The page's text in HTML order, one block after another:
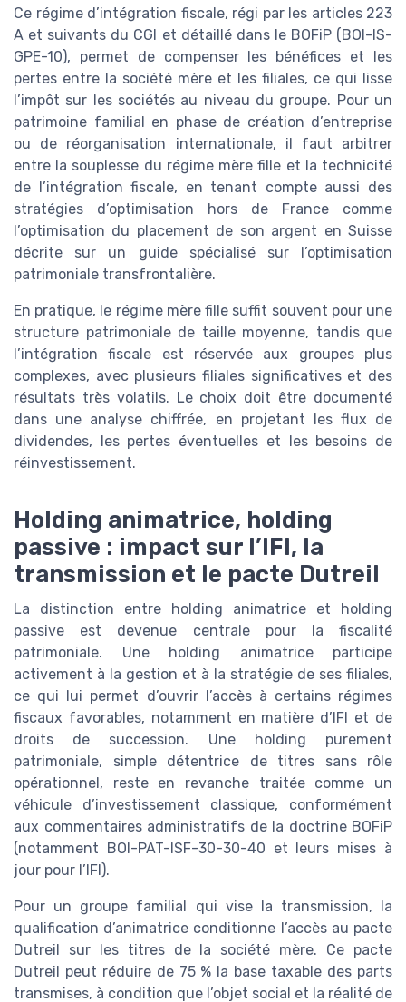
Ce régime d’intégration fiscale, régi par les articles 223
A et suivants du CGI et détaillé dans le BOFiP (BOI-IS-
GPE-10), permet de compenser les bénéfices et les
pertes entre la société mère et les filiales, ce qui lisse
l’impôt sur les sociétés au niveau du groupe. Pour un
patrimoine familial en phase de création d’entreprise
ou de réorganisation internationale, il faut arbitrer
entre la souplesse du régime mère fille et la technicité
de l’intégration fiscale, en tenant compte aussi des
stratégies d’optimisation hors de France comme
l’optimisation du placement de son argent en Suisse
décrite sur un guide spécialisé sur l’optimisation
patrimoniale transfrontalière.
En pratique, le régime mère fille suffit souvent pour une
structure patrimoniale de taille moyenne, tandis que
l’intégration fiscale est réservée aux groupes plus
complexes, avec plusieurs filiales significatives et des
résultats très volatils. Le choix doit être documenté
dans une analyse chiffrée, en projetant les flux de
dividendes, les pertes éventuelles et les besoins de
réinvestissement.
Holding animatrice, holding
passive : impact sur l’IFI, la
transmission et le pacte Dutreil
La distinction entre holding animatrice et holding
passive est devenue centrale pour la fiscalité
patrimoniale. Une holding animatrice participe
activement à la gestion et à la stratégie de ses filiales,
ce qui lui permet d’ouvrir l’accès à certains régimes
fiscaux favorables, notamment en matière d’IFI et de
droits de succession. Une holding purement
patrimoniale, simple détentrice de titres sans rôle
opérationnel, reste en revanche traitée comme un
véhicule d’investissement classique, conformément
aux commentaires administratifs de la doctrine BOFiP
(notamment BOI-PAT-ISF-30-30-40 et leurs mises à
jour pour l’IFI).
Pour un groupe familial qui vise la transmission, la
qualification d’animatrice conditionne l’accès au pacte
Dutreil sur les titres de la société mère. Ce pacte
Dutreil peut réduire de 75 % la base taxable des parts
transmises, à condition que l’objet social et la réalité de